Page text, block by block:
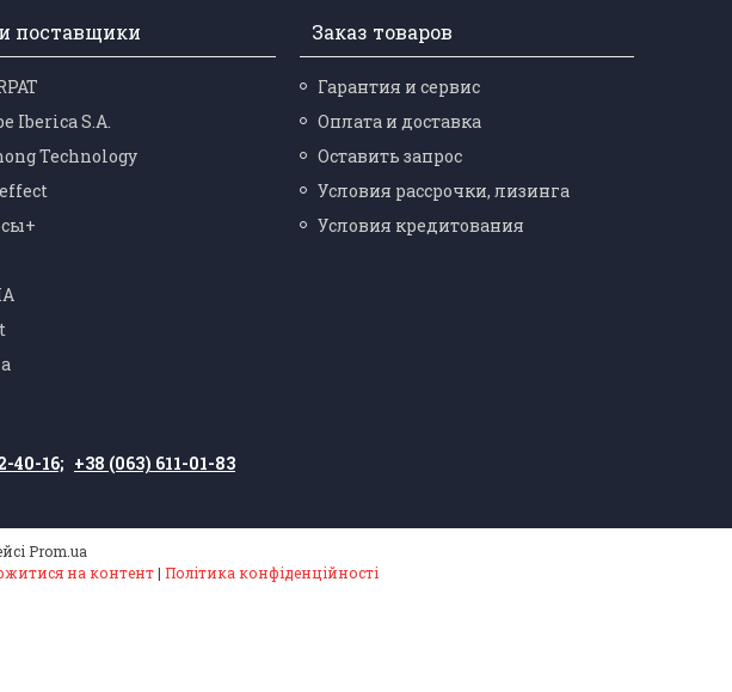
поставщики
Iberica S.A.
Technology
Заказ товаров
Гарантия и сервис
Оплата и доставка
Оставить запрос
Условия рассрочки, лизинга
Условия кредитования
40-16; +38 (063) 611-01-83
Prom.ua
на контент | Політика конфіденційності